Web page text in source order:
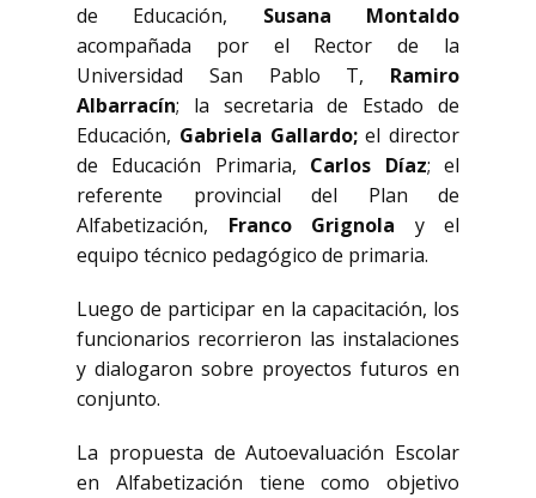
de Educación, Susana Montaldo
acompañada por el Rector de la
Universidad San Pablo T, Ramiro
Albarracín; la secretaria de Estado de
Educación, Gabriela Gallardo;el director
de Educación Primaria, Carlos Díaz; el
referente provincial del Plan de
Alfabetización, Franco Grignola y el
equipo técnico pedagógico de primaria.
Luego de participar en la capacitación, los
funcionarios recorrieron las instalaciones
y dialogaron sobre proyectos futuros en
conjunto.
La propuesta de Autoevaluación Escolar
en Alfabetización tiene como objetivo